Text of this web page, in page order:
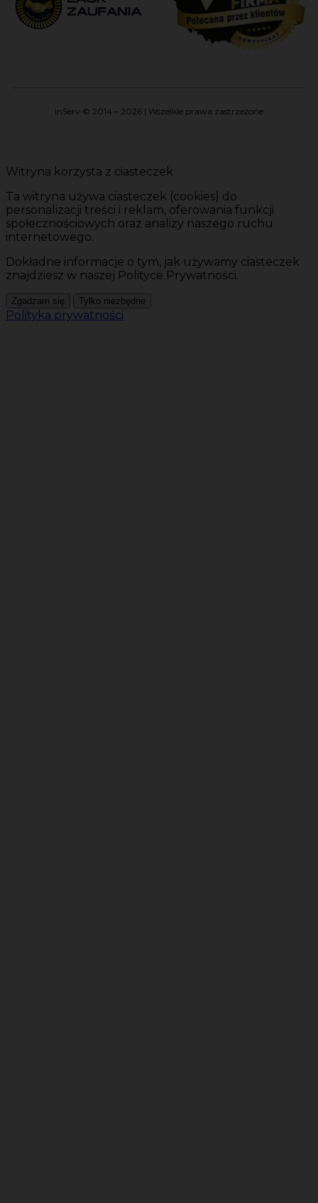
InServ © 2014 – 2026 | Wszelkie prawa zastrzeżone
Witryna korzysta z ciasteczek
Ta witryna używa ciasteczek (cookies) do
personalizacji treści i reklam, oferowania funkcji
społecznościowych oraz analizy naszego ruchu
internetowego.
Dokładne informacje o tym, jak używamy ciasteczek
znajdziesz w naszej Polityce Prywatności.
Zgadzam się Tylko niezbędne
Polityka prywatności